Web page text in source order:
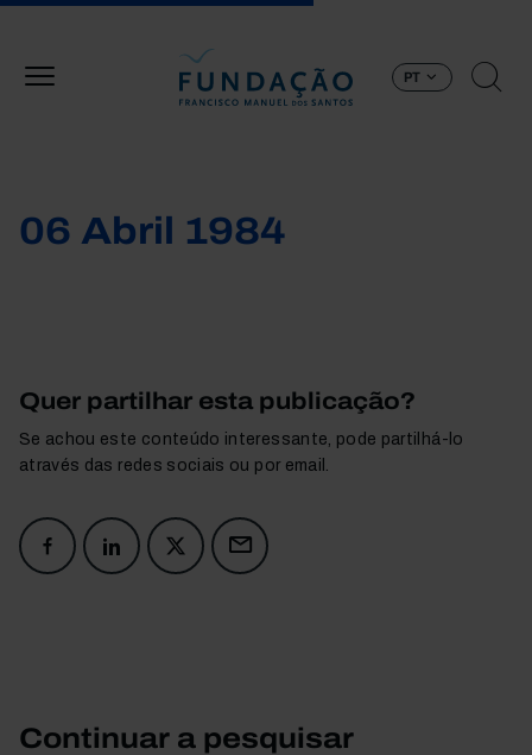
PT
06 Abril 1984
Quer partilhar esta publicação?
Se achou este conteúdo interessante, pode partilhá-lo
através das redes sociais ou por email.
Continuar a pesquisar